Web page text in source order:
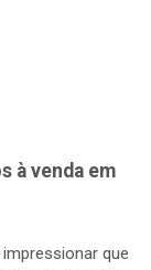
à venda em
que